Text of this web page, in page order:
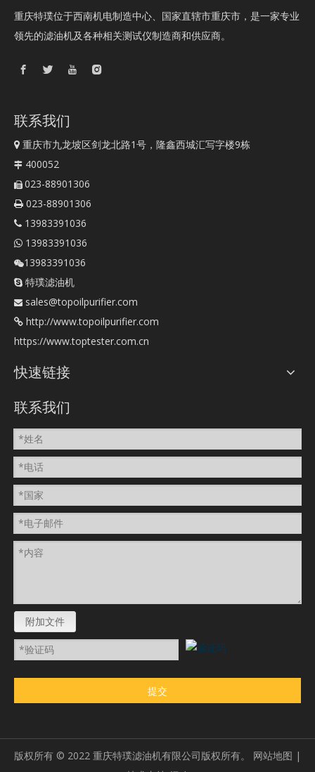
重庆特璞位于西南机电制造中心、国家直辖市重庆市，是一家专业
领先的滤油机及各种相关测试仪制造商和供应商。
联系我们
 重庆市九龙坡区剑龙北路1号，隆鑫西城汇写字楼9栋
 400052
 023-88901306
 023-88901306
 13983391036
 13983391036
13983391036
 特璞滤油机
 sales@topoilpurifier.com
 http://www.topoilpurifier.com
https://www.toptester.com.cn
快速链接
联系我们
附加文件
提交
版权所有 © 2022 重庆特璞滤油机有限公司版权所有。 网站地图 |